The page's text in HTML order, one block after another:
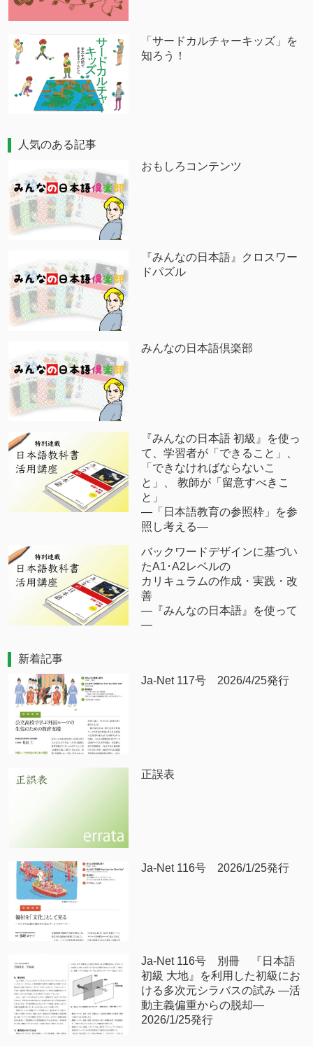
「サードカルチャーキッズ」を
知ろう！
人気のある記事
おもしろコンテンツ
『みんなの日本語』クロスワー
ドパズル
みんなの日本語倶楽部
『みんなの日本語 初級』を使っ
て、学習者が「できること」、
「できなければならないこ
と」、 教師が「留意すべきこ
と」
―「日本語教育の参照枠」を参
照し考える―
バックワードデザインに基づい
たA1･A2レベルの
カリキュラムの作成・実践・改
善
―『みんなの日本語』を使って
―
新着記事
Ja-Net 117号 2026/4/25発行
正誤表
Ja-Net 116号 2026/1/25発行
Ja-Net 116号 別冊 『日本語
初級 大地』を利用した初級にお
ける多次元シラバスの試み —活
動主義偏重からの脱却—
2026/1/25発行